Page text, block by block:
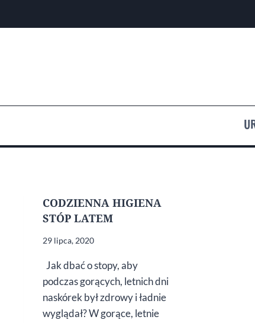
CODZIENNA HIGIENA
STÓP LATEM
29 lipca, 2020
Jak dbać o stopy, aby
podczas gorących, letnich dni
naskórek był zdrowy i ładnie
wyglądał? W gorące, letnie